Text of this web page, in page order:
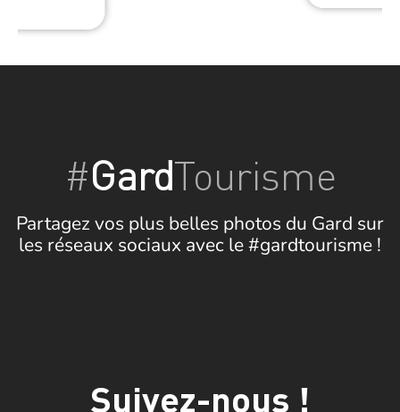
#GardTourisme
Partagez vos plus belles photos du Gard sur
les réseaux sociaux avec le #gardtourisme !
Suivez-nous !